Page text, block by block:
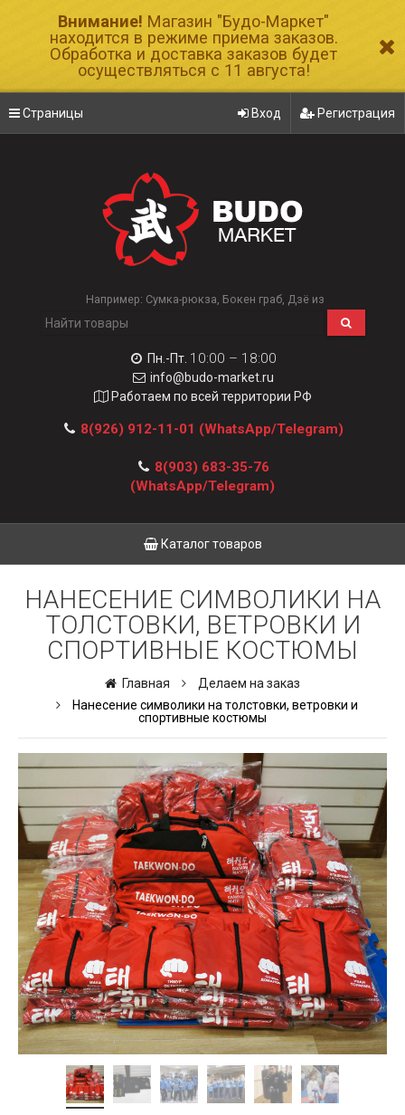
Внимание! Магазин "Будо-Маркет"
находится в режиме приема заказов.
Обработка и доставка заказов будет
осуществляться с 11 августа!
Страницы Вход Регистрация
Например: Сумка-рюкза Бокен граб Дзё из
Пн.-Пт. 10:00 – 18:00
info@budo-market.ru
Работаем по всей территории РФ
8(926) 912-11-01 (WhatsApp/Telegram)
8(903) 683-35-76
(WhatsApp/Telegram)
Каталог товаров
НАНЕСЕНИЕ СИМВОЛИКИ НА
ТОЛСТОВКИ, ВЕТРОВКИ И
СПОРТИВНЫЕ КОСТЮМЫ
Главная
Делаем на заказ
Нанесение символики на толстовки, ветровки и
спортивные костюмы